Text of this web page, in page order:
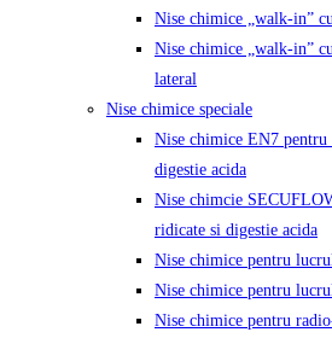
Nise chimice „walk-in”
Nise chimice „walk-in”
lateral
Nise chimice speciale
Nise chimice EN7
digestie acida
Nise chimcie
ridicate si digestie acida
Nise chimice pentru
Nise chimice pentru
Nise chimice pentru